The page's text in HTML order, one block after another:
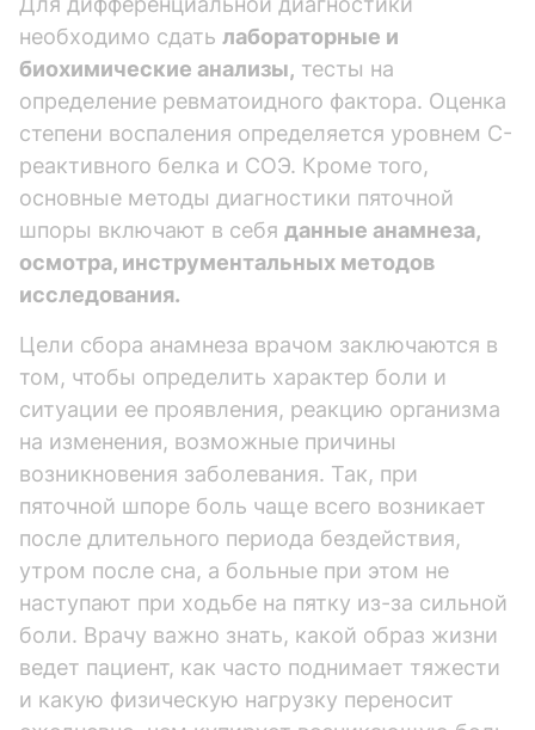
необходимо сдать лабораторные и
биохимические анализы, тесты на
определение ревматоидного фактора. Оценка
степени воспаления определяется уровнем C-
реактивного белка и СОЭ. Кроме того,
основные методы диагностики пяточной
шпоры включают в себя данные анамнеза,
осмотра, инструментальных методов
исследования.
Цели сбора анамнеза врачом заключаются в
том, чтобы определить характер боли и
ситуации ее проявления, реакцию организма
на изменения, возможные причины
возникновения заболевания. Так, при
пяточной шпоре боль чаще всего возникает
после длительного периода бездействия,
утром после сна, а больные при этом не
наступают при ходьбе на пятку из-за сильной
боли. Врачу важно знать, какой образ жизни
ведет пациент, как часто поднимает тяжести
и какую физическую нагрузку переносит